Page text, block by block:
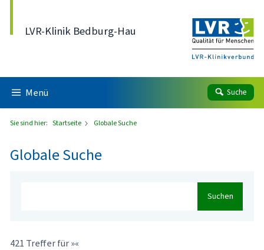
LVR-Klinik Bedburg-Hau
Menü Suche
Sie sind hier: Startseite Globale Suche
Globale Suche
Suchen
421 Treffer für »«